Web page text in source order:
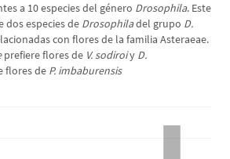
a 10 especies del género Drosophila. Este
especies de Drosophiladel grupo D.
con flores de la familia Asteraeae.
prefiere flores de V. sodiroiy D.
flores de P. imbaburensis